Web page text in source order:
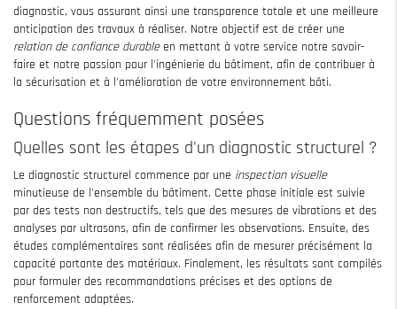
diagnostic, vous assurant ainsi une transparence totale et une meilleure
anticipation des travaux à réaliser. Notre objectif est de créer une
relation de confiance durableen mettant à votre service notre savoir-
faire et notre passion pour l'ingénierie du bâtiment, afin de contribuer à
la sécurisation et à l'amélioration de votre environnement bâti.
Questions fréquemment posées
Quelles sont les étapes d'un diagnostic structurel ?
Le diagnostic structurel commence par une inspection visuelle
minutieuse de l'ensemble du bâtiment. Cette phase initiale est suivie
par des tests non destructifs, tels que des mesures de vibrations et des
analyses par ultrasons, afin de confirmer les observations. Ensuite, des
études complémentaires sont réalisées afin de mesurer précisément la
capacité portante des matériaux. Finalement, les résultats sont compilés
pour formuler des recommandations précises et des options de
renforcement adaptées.